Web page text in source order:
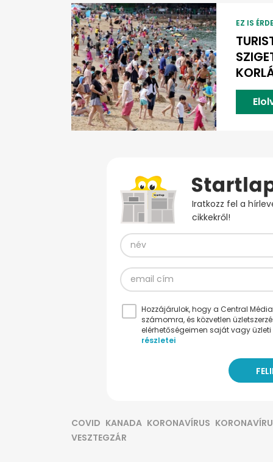
EZ IS
Iratkozz fel a
cikkekről!
Hozzájárulok, hogy a Central
számomra, és közvetlen
elérhetőségeimen saját vagy
részletei
COVID KANADA KORONAVÍRUS
VESZTEGZÁR